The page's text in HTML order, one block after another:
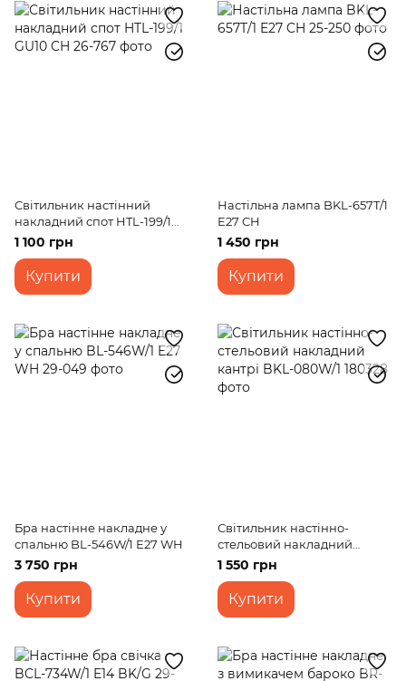
Світильник настінний
накладний спот HTL-199/1
GU10 CH
1 100 грн
Купити
Настільна лампа BKL-657T/1
E27 CH
1 450 грн
Купити
Бра настінне накладне у
спальню BL-546W/1 E27 WH
3 750 грн
Купити
Світильник настінно-
стельовий накладний
кантрі BKL-080W/1
1 550 грн
Купити